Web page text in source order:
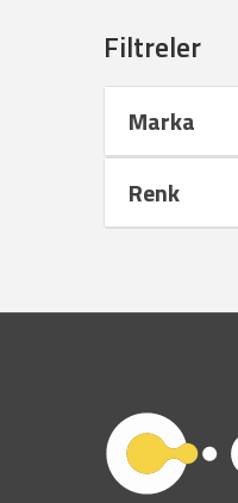
Filtreler
Marka
Renk